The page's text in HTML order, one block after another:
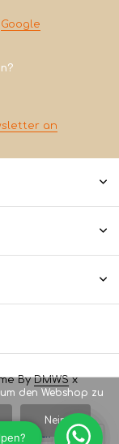
Google
an
ByDMWSx
den Webshop zu
Nein